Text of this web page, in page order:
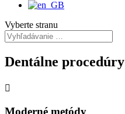
Vyberte stranu
Dentálne procedúry

Moderné metódy